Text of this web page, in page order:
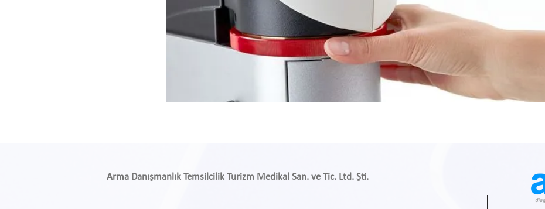
Arma Danışmanlık Temsilcilik Turizm Medikal San. ve Tic. Ltd. Şti.